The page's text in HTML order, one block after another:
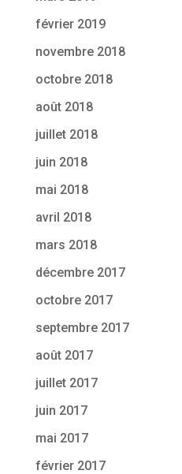
février 2019
novembre 2018
octobre 2018
août 2018
juillet 2018
juin 2018
mai 2018
avril 2018
mars 2018
décembre 2017
octobre 2017
septembre 2017
août 2017
juillet 2017
juin 2017
mai 2017
février 2017